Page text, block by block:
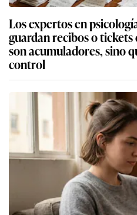
Los expertos en
guardan recibos o tickets
son acumuladores, sino
control